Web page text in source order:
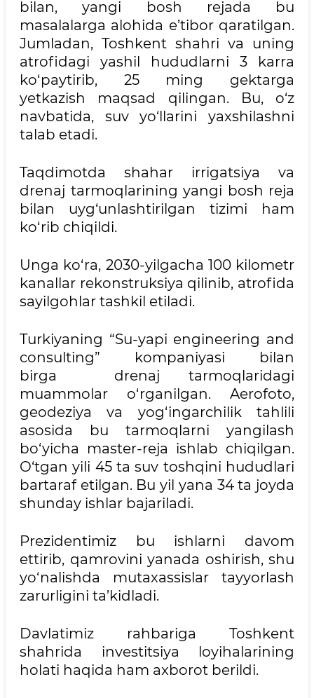
bilan, yangi bosh rejada bu
masalalarga alohida e’tibor qaratilgan.
Jumladan, Toshkent shahri va uning
atrofidagi yashil hududlarni 3 karra
ko‘paytirib, 25 ming gektarga
yetkazish maqsad qilingan. Bu, o‘z
navbatida, suv yo‘llarini yaxshilashni
talab etadi.
Taqdimotda shahar irrigatsiya va
drenaj tarmoqlarining yangi bosh reja
bilan uyg‘unlashtirilgan tizimi ham
ko‘rib chiqildi.
Unga ko‘ra, 2030-yilgacha 100 kilometr
kanallar rekonstruksiya qilinib, atrofida
sayilgohlar tashkil etiladi.
Turkiyaning “Su-yapi engineering and
consulting” kompaniyasi bilan
birga drenaj tarmoqlaridagi
muammolar o‘rganilgan. Aerofoto,
geodeziya va yog‘ingarchilik tahlili
asosida bu tarmoqlarni yangilash
bo‘yicha master-reja ishlab chiqilgan.
O‘tgan yili 45 ta suv toshqini hududlari
bartaraf etilgan. Bu yil yana 34 ta joyda
shunday ishlar bajariladi.
Prezidentimiz bu ishlarni davom
ettirib, qamrovini yanada oshirish, shu
yo‘nalishda mutaxassislar tayyorlash
zarurligini ta’kidladi.
Davlatimiz rahbariga Toshkent
shahrida investitsiya loyihalarining
holati haqida ham axborot berildi.